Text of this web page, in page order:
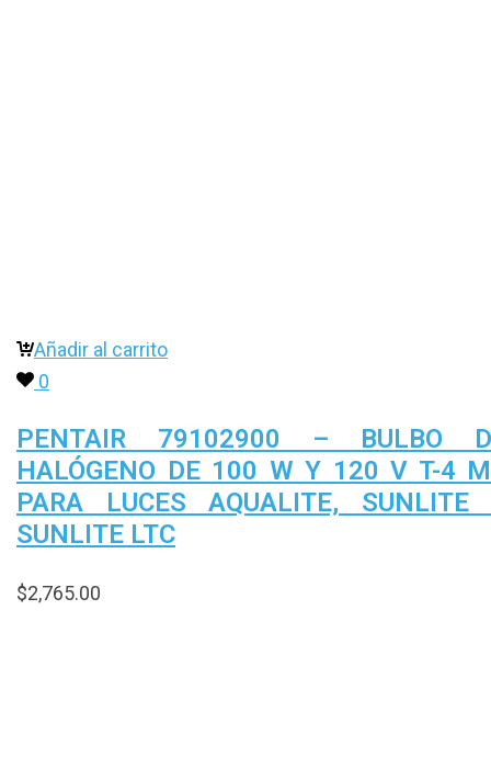
Añadir al carrito
0
PENTAIR 79102900 – BULBO
HALÓGENO DE 100 W Y 120 V T-4
PARA LUCES AQUALITE, SUNLITE
SUNLITE LTC
$2,765.00